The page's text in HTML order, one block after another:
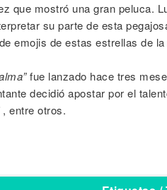
que mostró una gran peluca.
su parte de esta
emojis de estas estrellas de
fue lanzado hace tres
decidió apostar por el
, entre otros.